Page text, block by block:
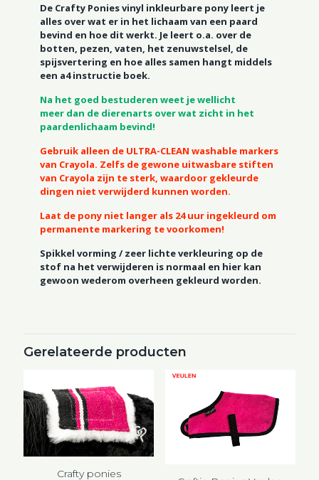
De Crafty Ponies vinyl inkleurbare pony leert je
alles over wat er in het lichaam van een paard
bevind en hoe dit werkt. Je leert o.a. over de
botten, pezen, vaten, het zenuwstelsel, de
spijsvertering en hoe alles samen hangt middels
een a4 instructie boek.
Na het goed bestuderen weet je wellicht
meer dan de dierenarts over wat zicht in het
paardenlichaam bevind!
Gebruik alleen de ULTRA-CLEAN washable markers
van Crayola. Zelfs de gewone uitwasbare stiften
van Crayola zijn te sterk, waardoor gekleurde
dingen niet verwijderd kunnen worden.
Laat de pony niet langer als 24 uur ingekleurd om
permanente markering te voorkomen!
Spikkel vorming / zeer lichte verkleuring op de
stof na het verwijderen is normaal en hier kan
gewoon wederom overheen gekleurd worden.
Gerelateerde producten
Crafty ponies